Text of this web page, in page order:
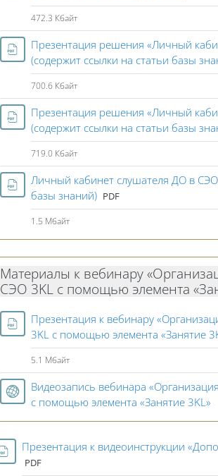
472.3 Кбайт
Презентация решения «Личный
(содержит ссылки на статьи базы
700.6 Кбайт
Презентация решения «Личный
(содержит ссылки на статьи базы
719.0 Кбайт
Личный кабинет слушателя ДО в
базы знаний) Файл
PDF
1.5 Мбайт
Материалы к вебинару
СЭО 3KL c помощью элемента
Презентация к вебинару
3KL c помощью элемента «Занятие
5.1 Мбайт
Видеозапись вебинара
c помощью элемента «Занятие 3KL»
Презентация к видеоинструкции
PDF